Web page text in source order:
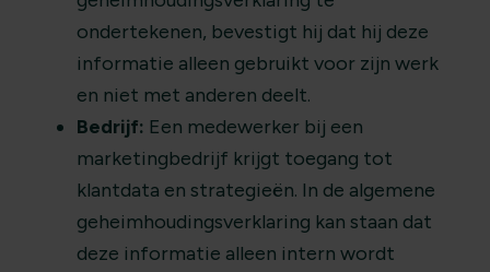
ondertekenen, bevestigt hij dat hij deze
informatie alleen gebruikt voor zijn werk
en niet met anderen deelt.
Bedrijf: Een medewerker bij een
marketingbedrijf krijgt toegang tot
klantdata en strategieën. In de algemene
geheimhoudingsverklaring kan staan dat
deze informatie alleen intern wordt